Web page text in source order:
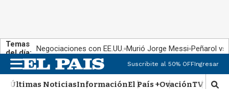
Temas
del día: Negociaciones con EE.UU. Murió Jorge Messi Peñarol
n
Suscribite al 50% OFFIngresar
Últimas NoticiasInformaciónEl País +OvaciónTV Show